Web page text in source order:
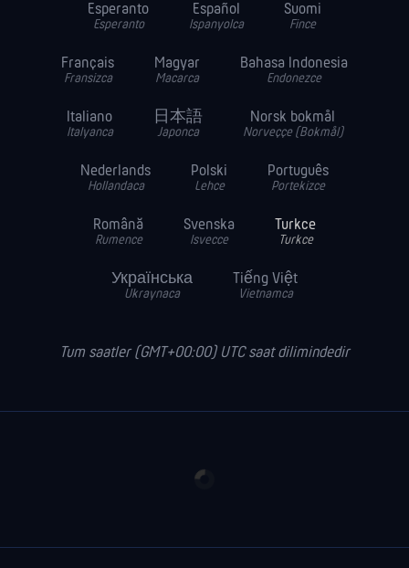
Esperanto
Esperanto
Español
Ispanyolca
Suomi
Fince
Français
Fransizca
Magyar
Macarca
Bahasa Indonesia
Endonezce
Italiano
Italyanca
日本語
Japonca
Norsk bokmål
Norveççe (Bokmål)
Nederlands
Hollandaca
Polski
Lehce
Português
Portekizce
Română
Rumence
Svenska
Isvecce
Turkce
Turkce
Українська
Ukraynaca
Tiếng Việt
Vietnamca
Tum saatler (GMT+00:00) UTC saat dilimindedir